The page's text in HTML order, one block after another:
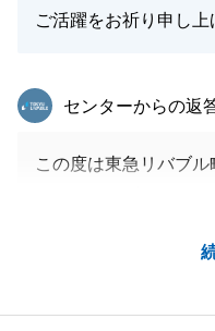
ご活躍をお祈り申し上
東急リバブル
センターからの返
この度は東急リバブ
力を頂き、スムーズ
お引っ越し、おめで